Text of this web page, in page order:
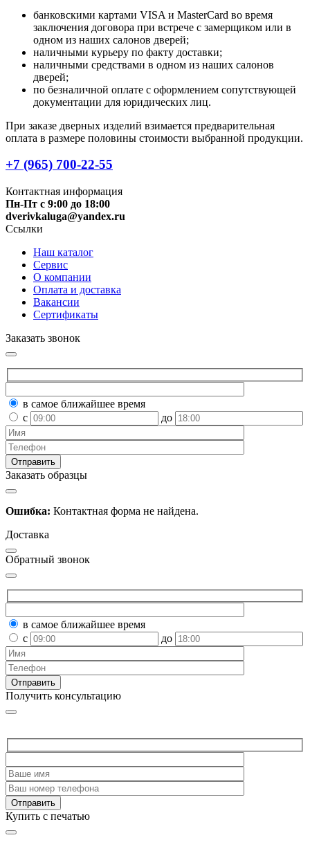
банковскими картами VISA и MasterCard во время
заключения договора при встрече с замерщиком или в
одном из наших салонов дверей;
наличными курьеру по факту доставки;
наличными средствами в одном из наших салонов
дверей;
по безналичной оплате с оформлением сопутствующей
документации для юридических лиц.
При заказе дверных изделий взимается предварительная
оплата в размере половины стоимости выбранной продукции.
+7 (965) 700-22-55
Контактная информация
Пн-Пт с 9:00 до 18:00
dverivkaluga@yandex.ru
Ссылки
Наш каталог
Сервис
О компании
Оплата и доставка
Вакансии
Сертификаты
Заказать звонок
в самое ближайшее время
с
до
Заказать образцы
Ошибка: Контактная форма не найдена.
Доставка
Обратный звонок
в самое ближайшее время
с
до
Получить консультацию
Купить с печатью